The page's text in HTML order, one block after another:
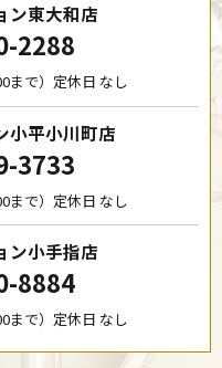
ン東大和店
2288
まで）定休日 なし
小平小川町店
3733
まで）定休日 なし
ン小手指店
8884
まで）定休日 なし